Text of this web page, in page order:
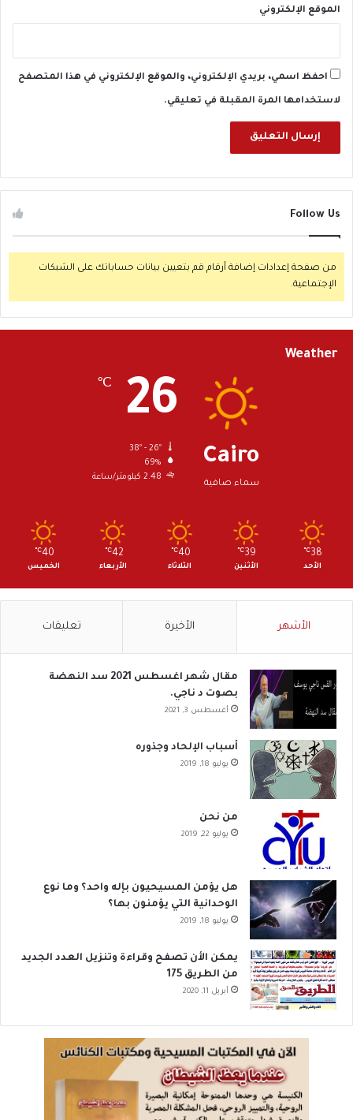
الموقع الإلكتروني
احفظ اسمي، بريدي الإلكتروني، والموقع الإلكتروني في هذا المتصفح
لاستخدامها المرة المقبلة في تعليقي.
Follow Us
من صفحة إعدادات إضافة أرقام قم بتعيين بيانات حساباتك على الشبكات
الإجتماعية.
Weather
Cairo
سماء صافية
26
℃
69%
2.48 كيلومتر/ساعة
38
℃
الأحد
39
℃
الأثنين
40
℃
الثلاثاء
42
℃
الأربعاء
40
℃
الخميس
الأشهر الأخيرة تعليقات
مقال شهر اغسطس 2021 سد النهضة
بصوت د ناجي.
أغسطس 3, 2021
أسباب الإلحاد وجذوره
يوليو 18, 2019
من نحن
يوليو 22, 2019
هل يؤمن المسيحيون بإله واحد؟ وما نوع
الوحدانية التي يؤمنون بها؟
يوليو 18, 2019
يمكن الأن تصفح وقراءة وتنزيل العدد الجديد
من الطريق 175
أبريل 11, 2020